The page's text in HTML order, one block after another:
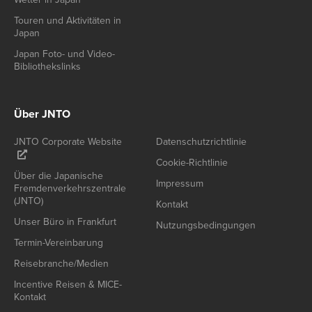
Touren und Aktivitäten in
Japan
Japan Foto- und Video-
Bibliothekslinks
Über JNTO
JNTO Corporate Website
Über die Japanische
Fremdenverkehrszentrale
(JNTO)
Unser Büro in Frankfurt
Termin-Vereinbarung
Reisebranche/Medien
Incentive Reisen & MICE-
Kontakt
Datenschutzrichtlinie
Cookie-Richtlinie
Impressum
Kontakt
Nutzungsbedingungen